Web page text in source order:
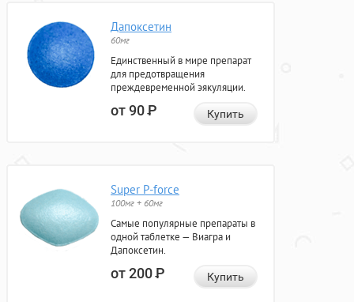
Дапоксетин
60мг
Единственный в мире препарат
для предотвращения
преждевременной эякуляции.
от 90Р Купить
Super P-force
100мг + 60мг
Самые популярные препараты в
одной таблетке — Виагра и
Дапоксетин.
от 200Р Купить